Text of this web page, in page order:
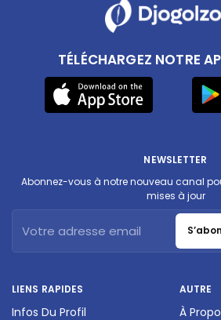
TÉLÉCHARGEZ NOTRE
LIENS RAPIDES
Infos Du Profil
AUTRE
À
NEWSLETTER
Abonnez-vous à notre nouveau canal
mises à jour